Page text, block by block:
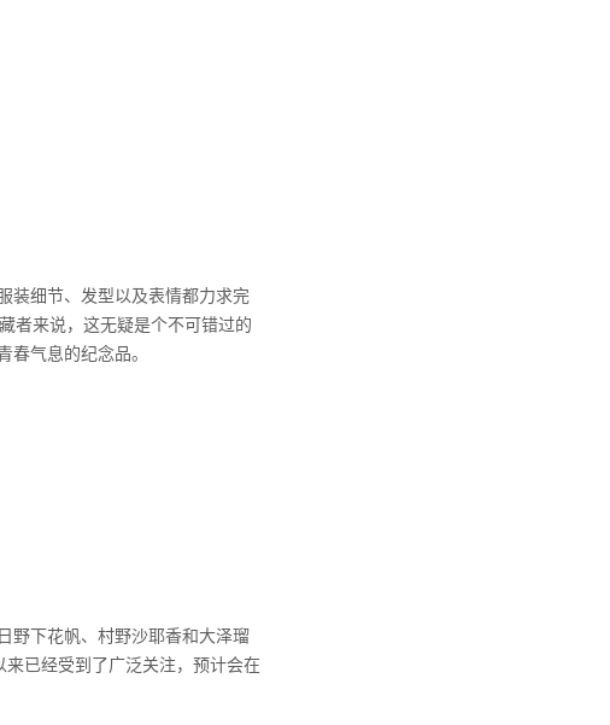
细节、发型以及表情都力求完
者来说，这无疑是个不可错过的
气息的纪念品。
下花帆、村野沙耶香和大泽瑠
已经受到了广泛关注，预计会在